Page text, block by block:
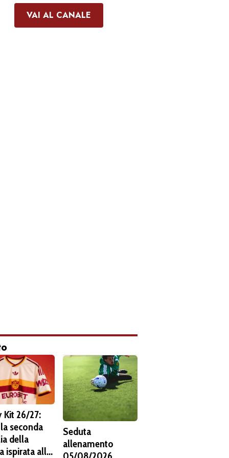
VAI AL CANALE
Kit 26/27:
seconda
della
ispirata alla
Seduta
allenamento